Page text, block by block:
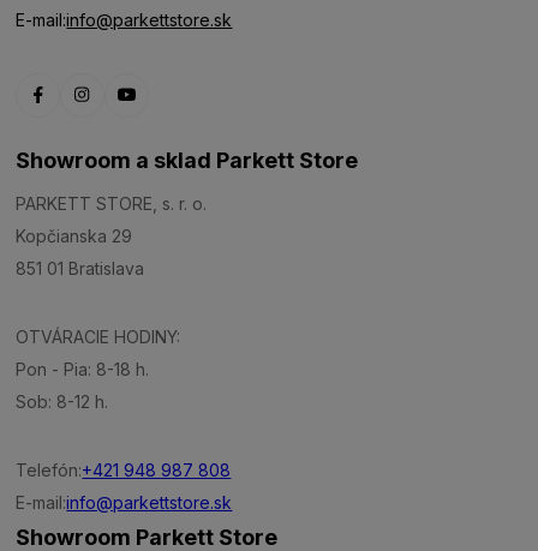
E-mail:info@parkettstore.sk
Showroom a sklad Parkett Store
PARKETT STORE, s. r. o.
Kopčianska 29
851 01 Bratislava
OTVÁRACIE HODINY:
Pon - Pia: 8-18 h.
Sob: 8-12 h.
Telefón:+421 948 987 808
E-mail:info@parkettstore.sk
Showroom Parkett Store